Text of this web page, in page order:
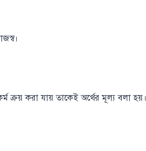
ক্রয় করা যায় তাকেই অর্থের মূল্য বলা হয়।